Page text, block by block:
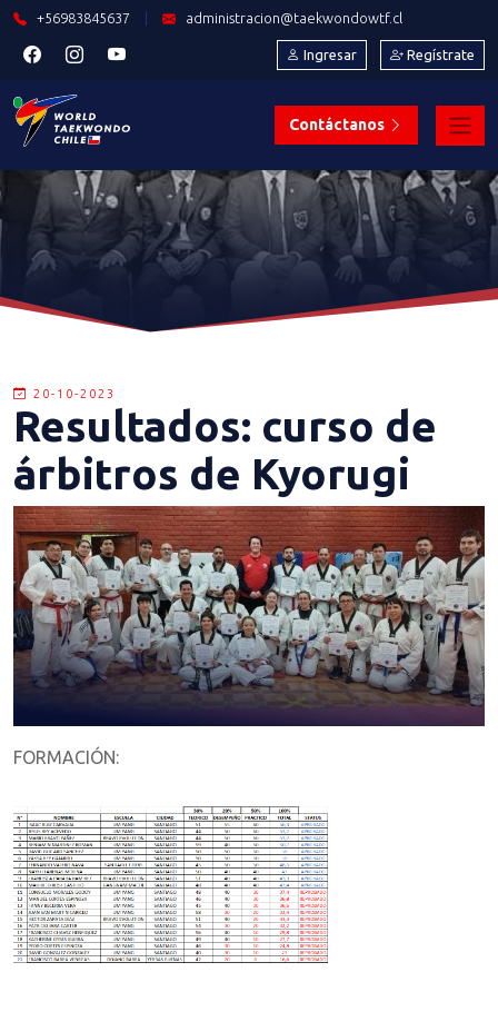
20-10-2023
Resultados: curso de
árbitros de Kyorugi
FORMACIÓN:
+56983845637 administracion@taekwondowtf.cl
Ingresar Regístrate
Contáctanos